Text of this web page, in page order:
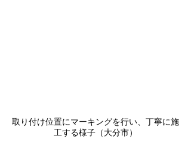
取り付け位置にマーキングを行い、丁寧に施
工する様子（大分市）